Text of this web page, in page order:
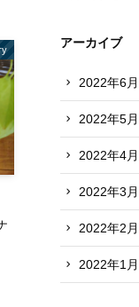
アーカイブ
2022年6月
2022年5月
2022年4月
2022年3月
2022年2月
2022年1月